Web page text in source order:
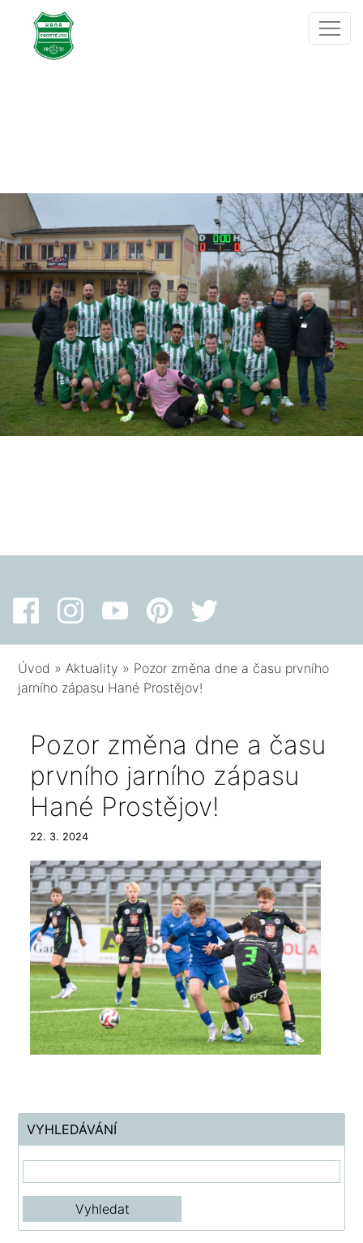
Úvod »Aktuality » Pozor změna dne a času prvního
jarního zápasu Hané Prostějov!
Pozor změna dne a času
prvního jarního zápasu
Hané Prostějov!
22. 3. 2024
VYHLEDÁVÁNÍ